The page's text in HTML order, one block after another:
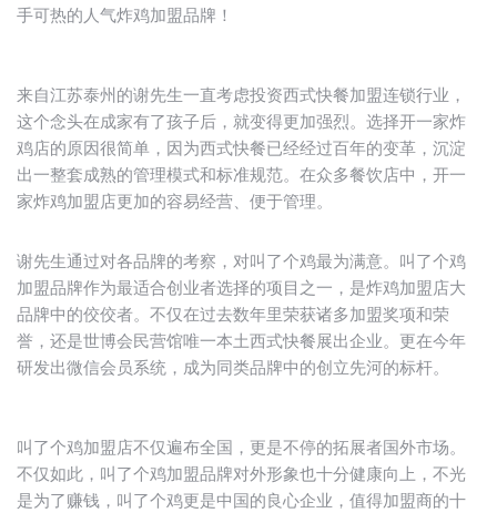
手可热的人气炸鸡加盟品牌！
来自江苏泰州的谢先生一直考虑投资西式快餐加盟连锁行业，
这个念头在成家有了孩子后，就变得更加强烈。选择开一家炸
鸡店的原因很简单，因为西式快餐已经经过百年的变革，沉淀
出一整套成熟的管理模式和标准规范。在众多餐饮店中，开一
家炸鸡加盟店更加的容易经营、便于管理。
谢先生通过对各品牌的考察，对叫了个鸡最为满意。叫了个鸡
加盟品牌作为最适合创业者选择的项目之一，是炸鸡加盟店大
品牌中的佼佼者。不仅在过去数年里荣获诸多加盟奖项和荣
誉，还是世博会民营馆唯一本土西式快餐展出企业。更在今年
研发出微信会员系统，成为同类品牌中的创立先河的标杆。
叫了个鸡加盟店不仅遍布全国，更是不停的拓展者国外市场。
不仅如此，叫了个鸡加盟品牌对外形象也十分健康向上，不光
是为了赚钱，叫了个鸡更是中国的良心企业，值得加盟商的十